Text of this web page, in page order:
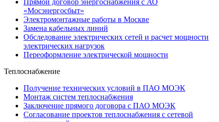
Прямой договор энергоснабжения с АО
«Мосэнергосбыт»
Электромонтажные работы в Москве
Замена кабельных линий
Обследование электрических сетей и расчет мощности
электрических нагрузок
Переоформление электрической мощности
Теплоснабжение
Получение технических условий в ПАО МОЭК
Монтаж систем теплоснабжения
Заключение прямого договора с ПАО МОЭК
Согласование проектов теплоснабжения с сетевой